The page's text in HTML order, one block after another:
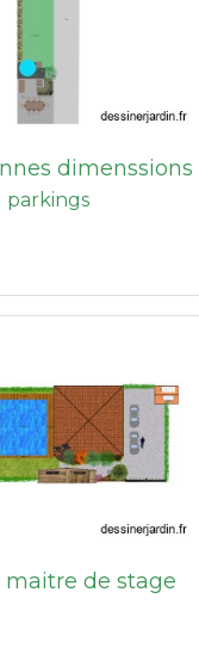
dimenssions
parkings
maitre de stage